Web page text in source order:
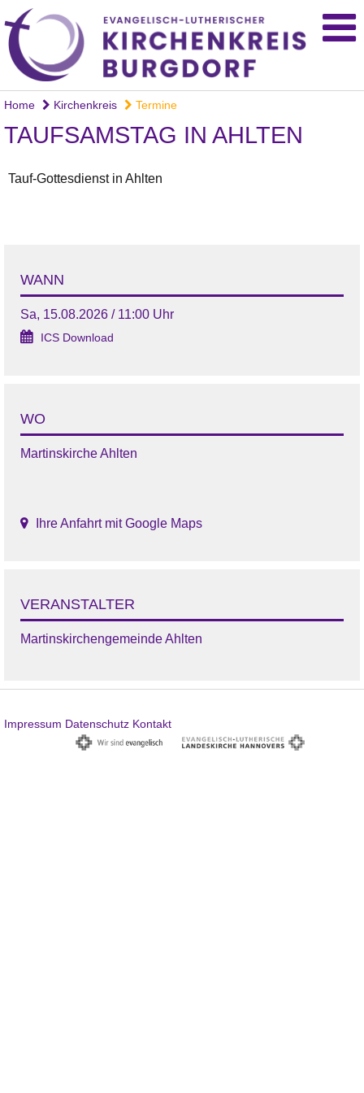
Home Kirchenkreis Termine
TAUFSAMSTAG IN AHLTEN
Tauf-Gottesdienst in Ahlten
WANN
Sa, 15.08.2026 / 11:00 Uhr
ICS Download
WO
Martinskirche Ahlten
Ihre Anfahrt mit Google Maps
VERANSTALTER
Martinskirchengemeinde Ahlten
Impressum Datenschutz Kontakt